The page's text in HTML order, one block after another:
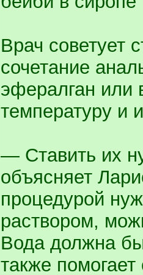
Врач советует
сочетание
эфералган или
температуру и
— Ставить их
объясняет
процедурой
раствором,
Вода должна
также